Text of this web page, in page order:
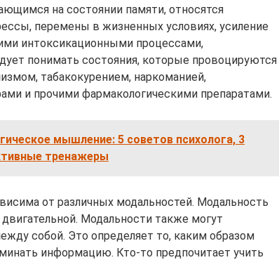
на состоянии памяти, относятся
перемены в жизненных условиях, усиление
интоксикационными процессами,
понимать состояния, которые провоцируются
табакокурением, наркоманией,
и прочими фармакологическими препаратами.
мышление: 5 советов психолога, 3
тренажеры
от различных модальностей. Модальность
Модальности также могут
собой. Это определяет то, каким образом
информацию. Кто-то предпочитает учить